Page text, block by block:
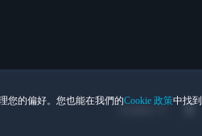
您的偏好。您也能在我們的Cookie 政策中找到
Location